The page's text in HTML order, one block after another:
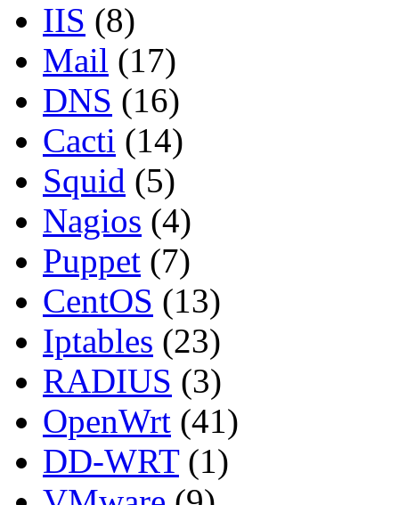
IIS (8)
Mail (17)
DNS (16)
Cacti (14)
Squid (5)
Nagios (4)
Puppet (7)
CentOS (13)
Iptables (23)
RADIUS (3)
OpenWrt (41)
DD-WRT(1)